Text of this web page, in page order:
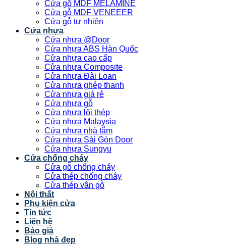
Cửa gỗ MDF MELAMINE
Cửa gỗ MDF VENEEER
Cửa gỗ tự nhiên
Cửa nhựa
Cửa nhựa @Door
Cửa nhựa ABS Hàn Quốc
Cửa nhựa cao cấp
Cửa nhựa Composite
Cửa nhựa Đài Loan
Cửa nhựa ghép thanh
Cửa nhựa giá rẻ
Cửa nhựa gỗ
Cửa nhựa lõi thép
Cửa nhựa Malaysia
Cửa nhựa nhà tắm
Cửa nhựa Sài Gòn Door
Cửa nhựa Sungyu
Cửa chống cháy
Cửa gỗ chống cháy
Cửa thép chống cháy
Cửa thép vân gỗ
Nội thất
Phụ kiện cửa
Tin tức
Liên hệ
Báo giá
Blog nhà đẹp